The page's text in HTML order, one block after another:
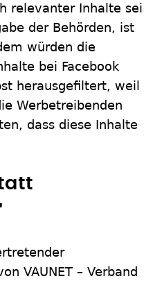
relevanter Inhalte sei
der Behörden, ist
würden die
bei Facebook
herausgefiltert, weil
Werbetreibenden
dass diese Inhalte
VAUNET – Verband